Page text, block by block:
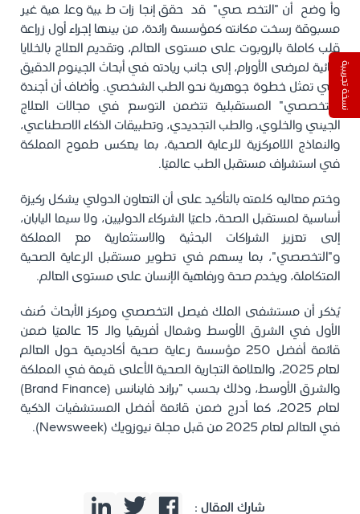
وأوضح أن "التخصصي" قد حقق إنجازات طبية وعلمية غير
مسبوقة رسخت مكانته كمؤسسة رائدة، من بينها إجراء أول زراعة
قلب كاملة بالروبوت على مستوى العالم، وتقديم العلاج بالخلايا
التائية لمرضى الأورام، إلى جانب ريادته في أبحاث الجينوم الدقيق
التي تمثل خطوة جوهرية نحو الطب الشخصي. وأضاف أن أجندة
"التخصصي" المستقبلية تتضمن التوسع في مجالات العلاج
الجيني والخلوي، والطب التجديدي، وتطبيقات الذكاء الاصطناعي،
والنماذج اللامركزية للرعاية الصحية، بما يعكس طموح المملكة
في استشراف مستقبل الطب عالميًا.
وختم معاليه كلمته بالتأكيد على أن التعاون الدولي يشكل ركيزة
أساسية لمستقبل الصحة، داعيًا الشركاء الدوليين، ولا سيما اليابان،
إلى تعزيز الشراكات البحثية والاستثمارية مع المملكة
و"التخصصي"، بما يسهم في تطوير مستقبل الرعاية الصحية
المتكاملة، ويخدم صحة ورفاهية الإنسان على مستوى العالم.
يُذكر أن مستشفى الملك فيصل التخصصي ومركز الأبحاث صُنف
الأول في الشرق الأوسط وشمال أفريقيا والـ 15 عالميًا ضمن
قائمة أفضل 250 مؤسسة رعاية صحية أكاديمية حول العالم
لعام 2025، والعلامة التجارية الصحية الأعلى قيمة في المملكة
والشرق الأوسط، وذلك بحسب "براند فاينانس (Brand Finance)
لعام 2025، كما أدرج ضمن قائمة أفضل المستشفيات الذكية
في العالم لعام 2025 من قبل مجلة نيوزويك (Newsweek).
شارك المقال :
نسخة تجريبية